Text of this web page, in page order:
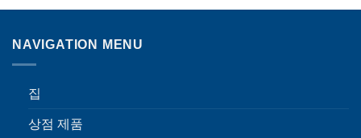
NAVIGATION MENU
집
상점 제품